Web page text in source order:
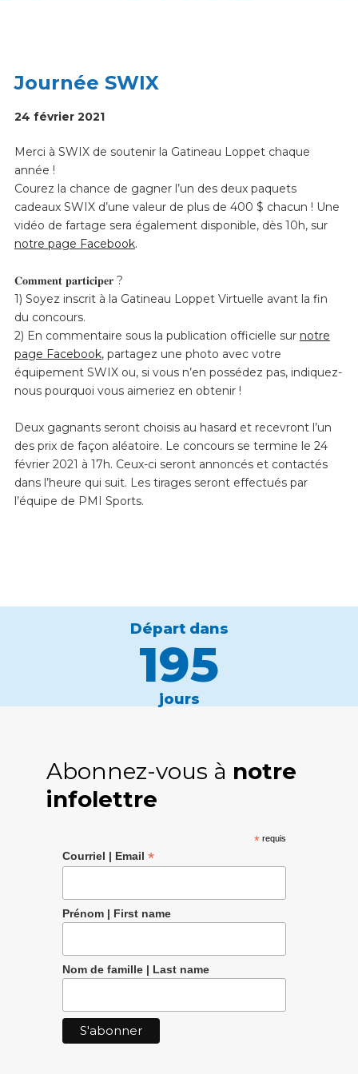
Journée SWIX
24 février 2021
Merci à SWIX de soutenir la Gatineau Loppet chaque
année !
Courez la chance de gagner l’un des deux paquets
cadeaux SWIX d’une valeur de plus de 400 $ chacun ! Une
vidéo de fartage sera également disponible, dès 10h, sur
notre page Facebook.
𝐂𝐨𝐦𝐦𝐞𝐧𝐭 𝐩𝐚𝐫𝐭𝐢𝐜𝐢𝐩𝐞𝐫 ?
1) Soyez inscrit à la Gatineau Loppet Virtuelle avant la fin
du concours.
2) En commentaire sous la publication officielle sur notre
page Facebook, partagez une photo avec votre
équipement SWIX ou, si vous n’en possédez pas, indiquez-
nous pourquoi vous aimeriez en obtenir !
Deux gagnants seront choisis au hasard et recevront l’un
des prix de façon aléatoire. Le concours se termine le 24
février 2021 à 17h. Ceux-ci seront annoncés et contactés
dans l’heure qui suit. Les tirages seront effectués par
l’équipe de PMI Sports.
Départ dans
195
jours
Abonnez-vous à notre
infolettre
* requis
Courriel | Email *
Prénom | First name
Nom de famille | Last name